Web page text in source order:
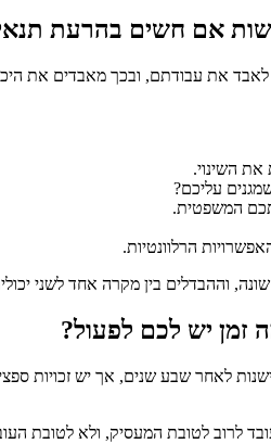
אם חשים בהרעת
את עבודתם, ובכך מאבדים את
השינוי.
עליכם?
המשפטית.
הרלוונטיות.
וההבדלים בין מקרה אחד לשני
זמן יש לכם לפעול?
לאחר שבע שנים, אך יש זכויות
לרוב לטובת המעסיק, ולא לטובת